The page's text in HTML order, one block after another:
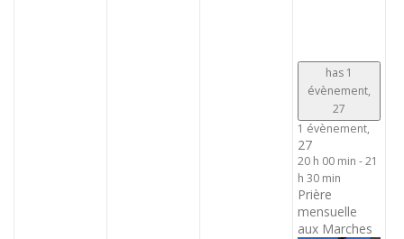
has 1
évènement,
27
1 évènement,
27
20 h 00 min -21
h 30 min
Prière
mensuelle
aux Marches